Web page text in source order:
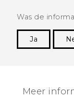
Was de
Ja
Meer